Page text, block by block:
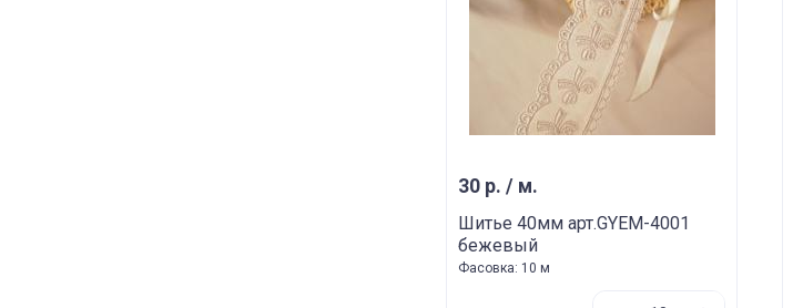
30 р. / м.
Шитье 40мм арт.GYEM-4001
бежевый
Фасовка: 10 м